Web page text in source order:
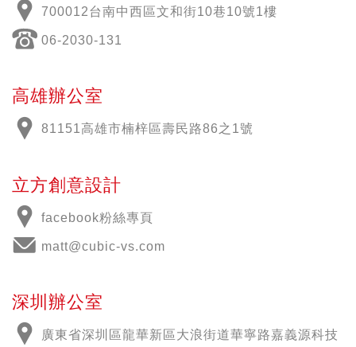
700012台南中西區文和街10巷10號1樓
06-2030-131
高雄辦公室
81151高雄市楠梓區壽民路86之1號
立方創意設計
facebook粉絲專頁
matt@cubic-vs.com
深圳辦公室
廣東省深圳區龍華新區大浪街道華寧路嘉義源科技